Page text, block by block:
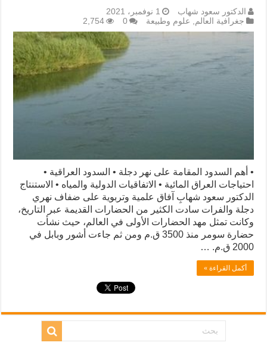
الدكتور سعود شهاب
1 نوفمبر، 2021
جغرافية العالم, علوم وطبيعة 0
2,754
• أهم السدود المقامة على نهر دجلة • السدود العراقية •
احتياجات العراق المائية • الاتفاقيات الدولية والمياه • الاستنتاج
الدكتور سعود شهابِ آفاق علمية وتربوية على ضفاف نهري
دجلة والفرات سادت الكثير من الحضارات القديمة عبر التاريخ،
وكانت تمثل مهد الحضارات الأولى في العالم، حيث نشأت
حضارة سومر منذ 3500 ق.م ومن ثم جاءت أشور وبابل في
2000 ق.م. …
أكمل القراءة »